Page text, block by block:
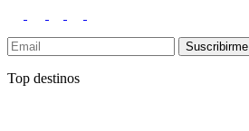
Suscribirme
Top destinos